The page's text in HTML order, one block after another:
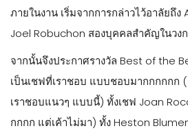
ภายในงาน เริ่มจากการกล่าวไว้อาลัยถึ
Joel Robuchon สองบุคคลสำคัญในวงก
จากนั้นจึงประกาศรางวัล Best of the
เป็นเชฟที่เราชอบ แบบชอบมากกกกกก (
เราชอบแนวๆ แบบนี้) ทั้งเชฟ Joan
กกกก แต่เค้าไม่มา) ทั้ง Heston